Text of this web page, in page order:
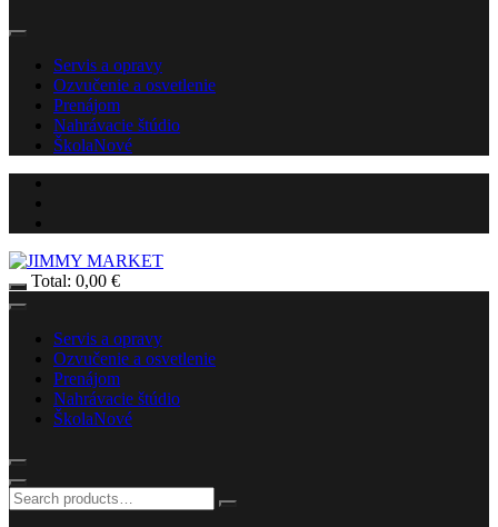
Servis a opravy
Ozvučenie a osvetlenie
Prenájom
Nahrávacie štúdio
ŠkolaNové
Total: 0,00 €
Servis a opravy
Ozvučenie a osvetlenie
Prenájom
Nahrávacie štúdio
ŠkolaNové